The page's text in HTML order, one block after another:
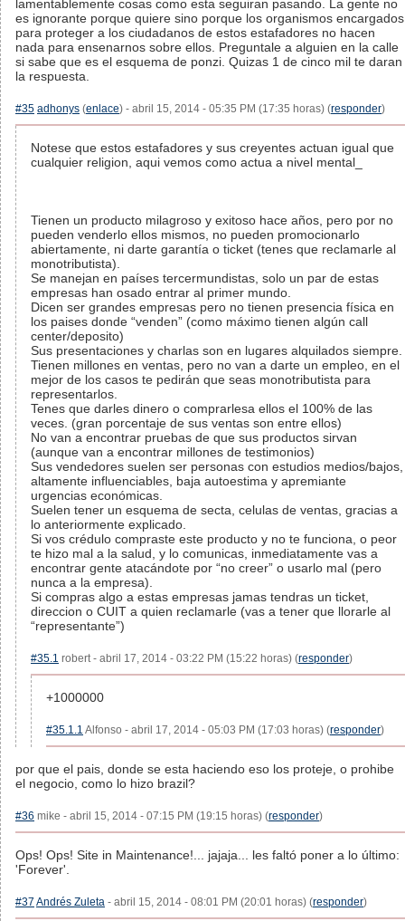
lamentablemente cosas como esta seguiran pasando. La gente no
es ignorante porque quiere sino porque los organismos encargados
para proteger a los ciudadanos de estos estafadores no hacen
nada para ensenarnos sobre ellos. Preguntale a alguien en la calle
si sabe que es el esquema de ponzi. Quizas 1 de cinco mil te daran
la respuesta.
#35 adhonys (enlace) - abril 15, 2014 - 05:35 PM (17:35 horas) (responder)
Notese que estos estafadores y sus creyentes actuan igual que
cualquier religion, aqui vemos como actua a nivel mental_
Tienen un producto milagroso y exitoso hace años, pero por no
pueden venderlo ellos mismos, no pueden promocionarlo
abiertamente, ni darte garantía o ticket (tenes que reclamarle al
monotributista).
Se manejan en países tercermundistas, solo un par de estas
empresas han osado entrar al primer mundo.
Dicen ser grandes empresas pero no tienen presencia física en
los paises donde “venden” (como máximo tienen algún call
center/deposito)
Sus presentaciones y charlas son en lugares alquilados siempre.
Tienen millones en ventas, pero no van a darte un empleo, en el
mejor de los casos te pedirán que seas monotributista para
representarlos.
Tenes que darles dinero o comprarlesa ellos el 100% de las
veces. (gran porcentaje de sus ventas son entre ellos)
No van a encontrar pruebas de que sus productos sirvan
(aunque van a encontrar millones de testimonios)
Sus vendedores suelen ser personas con estudios medios/bajos,
altamente influenciables, baja autoestima y apremiante
urgencias económicas.
Suelen tener un esquema de secta, celulas de ventas, gracias a
lo anteriormente explicado.
Si vos crédulo compraste este producto y no te funciona, o peor
te hizo mal a la salud, y lo comunicas, inmediatamente vas a
encontrar gente atacándote por “no creer” o usarlo mal (pero
nunca a la empresa).
Si compras algo a estas empresas jamas tendras un ticket,
direccion o CUIT a quien reclamarle (vas a tener que llorarle al
“representante”)
#35.1 robert - abril 17, 2014 - 03:22 PM (15:22 horas) (responder)
+1000000
#35.1.1 Alfonso - abril 17, 2014 - 05:03 PM (17:03 horas) (responder)
por que el pais, donde se esta haciendo eso los proteje, o prohibe
el negocio, como lo hizo brazil?
#36 mike - abril 15, 2014 - 07:15 PM (19:15 horas) (responder)
Ops! Ops! Site in Maintenance!... jajaja... les faltó poner a lo último:
'Forever'.
#37 Andrés Zuleta - abril 15, 2014 - 08:01 PM (20:01 horas) (responder)